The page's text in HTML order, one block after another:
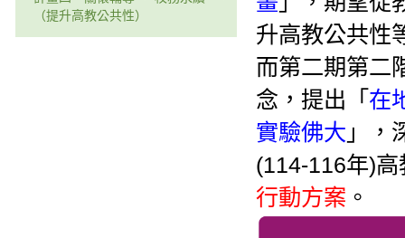
（提升高教公共性）
升高教公共性
而第二期第二
念，提出「 在
實驗佛大 」，
(114-116年)
行動方案 。